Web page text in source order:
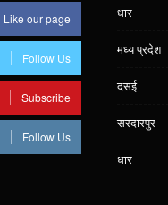
Like our page
Follow Us
Subscribe
Follow Us
धार
मध्य प्रदेश
दसई
सरदारपुर
धार